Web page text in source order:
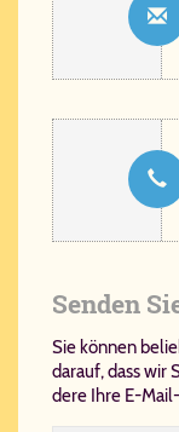
Senden
Sie kön­nen
dar­auf, dass wir
de­re Ih­re E-